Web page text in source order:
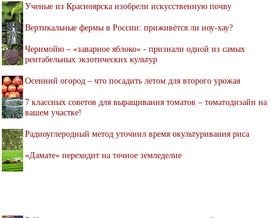
Ученые из Красноярска изобрели искусственную почву
Вертикальные фермы в России: приживётся ли ноу-хау?
Черимойю – «заварное яблоко» - признали одной из самых
рентабельных экзотических культур
Осенний огород – что посадить летом для второго урожая
7 классных советов для выращивания томатов – томатодизайн на
вашем участке!
Радиоуглеродный метод уточнил время окультуривания риса
«Дамате» переходит на точное земледелие